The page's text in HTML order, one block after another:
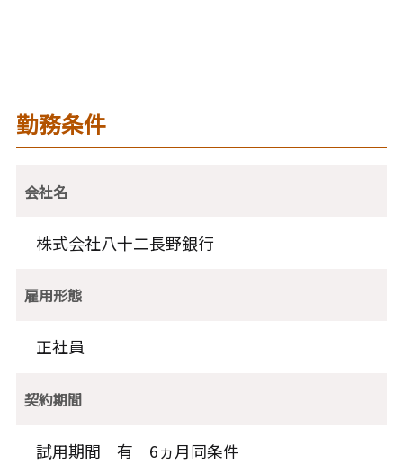
勤務条件
会社名
株式会社八十二長野銀行
雇用形態
正社員
契約期間
試用期間 有 6ヵ月同条件